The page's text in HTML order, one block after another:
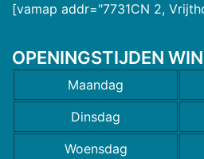
[vamap addr="7731CN 2,
OPENINGSTIJDEN
Maandag
Dinsdag
Woensdag